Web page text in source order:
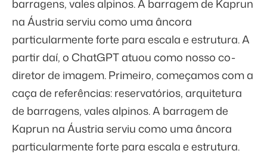
barragens, vales alpinos. A barragem de Kaprun
na Áustria serviu como uma âncora
particularmente forte para escala e estrutura. A
partir daí, o ChatGPT atuou como nosso co-
diretor de imagem. Primeiro, começamos com a
caça de referências: reservatórios, arquitetura
de barragens, vales alpinos. A barragem de
Kaprun na Áustria serviu como uma âncora
particularmente forte para escala e estrutura.